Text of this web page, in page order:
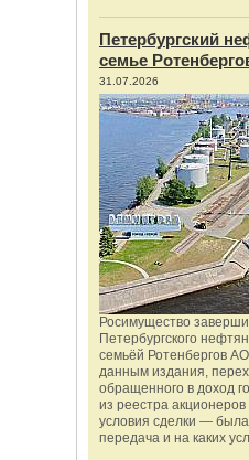
Петербургский
семье
31.07.2026
Росимущество
Петербургского
семьёй Ротенбергов
данным издания,
обращенного в доход
из реестра
условия сделки —
передача и на каких